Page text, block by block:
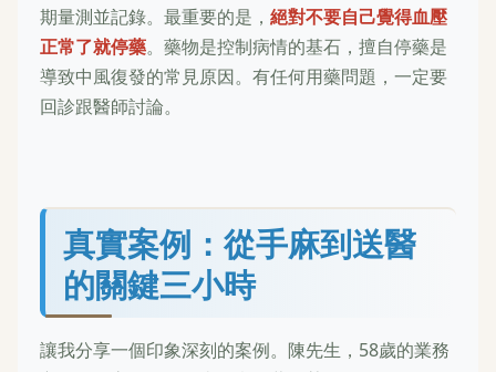
期量測並記錄。最重要的是， 絕對不要自己覺得血壓
正常了就停藥。藥物是控制病情的基石，擅自停藥是
導致中風復發的常見原因。有任何用藥問題，一定要
回診跟醫師討論。
真實案例：從手麻到送醫
的關鍵三小時
讓我分享一個印象深刻的案例。陳先生，58歲的業務